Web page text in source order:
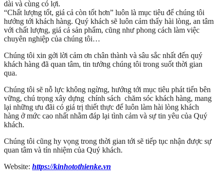
dài và cùng có lợi.
“Chất lượng tốt, giá cả còn tốt hơn” luôn là mục tiêu để chúng tôi
hướng tới khách hàng. Quý khách sẽ luôn cảm thấy hài lòng, an tâm
với chất lượng, giá cả sản phẩm, cũng như phong cách làm việc
chuyên nghiệp của chúng tôi…
Chúng tôi xin gởi lời cảm ơn chân thành và sâu sắc nhất đến quý
khách hàng đã quan tâm, tin tưởng chúng tôi trong suốt thời gian
qua.
Chúng tôi sẽ nỗ lực không ngừng, hướng tới mục tiêu phát tiển bên
vững, chú trọng xây dựng chính sách chăm sóc khách hàng, mang
lại những ưu đãi có giá trị thiết thực để luôn làm hài lòng khách
hàng ở mức cao nhất nhằm đáp lại tình cảm và sự tin yêu của Quý
khách.
Chúng tôi cũng hy vọng trong thời gian tới sẽ tiếp tục nhận được sự
quan tâm và tín nhiệm của Quý khách.
Website: https://kinhotothienke.vn